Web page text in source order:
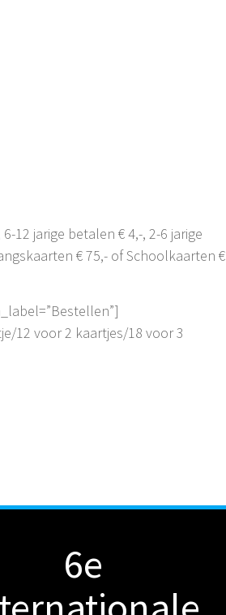
12 jarige betalen € 4,-, 2-6 jarige
€ 75,- of Schoolkaarten €
12 voor 2 kaartjes/18 voor 3
6e